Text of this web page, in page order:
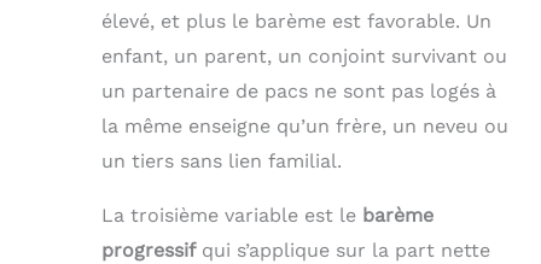
élevé, et plus le barème est favorable. Un
enfant, un parent, un conjoint survivant ou
un partenaire de pacs ne sont pas logés à
la même enseigne qu’un frère, un neveu ou
un tiers sans lien familial.
La troisième variable est le barème
progressifqui s’applique sur la part nette